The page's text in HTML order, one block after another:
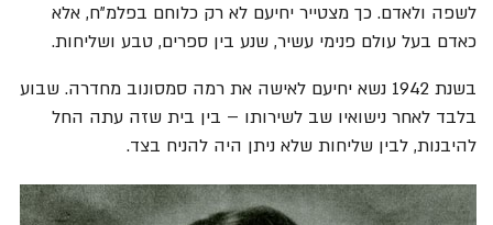
לשפה ולאדם. כך מצטייר יחיעם לא רק כלוחם בפלמ"ח, אלא
כאדם בעל עולם פנימי עשיר, שנע בין ספרים, טבע ושליחות.
בשנת 1942 נשא יחיעם לאישה את רמה סמסונוב מחדרה. שבוע
בלבד לאחר נישואיו שב לשירותו – בין בית שזה עתה החל
להיבנות, לבין שליחות שלא ניתן היה להניח בצד.